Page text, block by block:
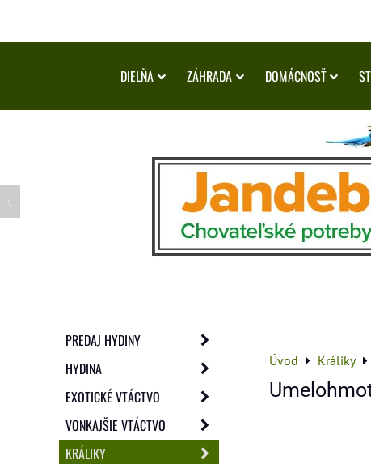
DIELŇA ZÁHRADA DOMÁCNOSŤ
Úvod Králiky
PREDAJ HYDINY
HYDINA
EXOTICKÉ VTÁCTVO
VONKAJŠIE VTÁCTVO
KRÁLIKY